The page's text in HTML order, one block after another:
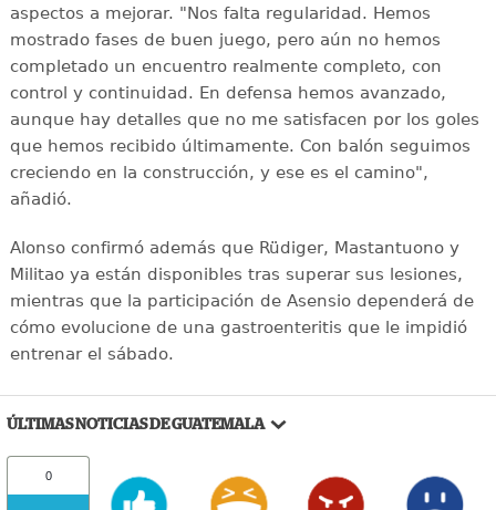
aspectos a mejorar. "Nos falta regularidad. Hemos
mostrado fases de buen juego, pero aún no hemos
completado un encuentro realmente completo, con
control y continuidad. En defensa hemos avanzado,
aunque hay detalles que no me satisfacen por los goles
que hemos recibido últimamente. Con balón seguimos
creciendo en la construcción, y ese es el camino",
añadió.
Alonso confirmó además que Rüdiger, Mastantuono y
Militao ya están disponibles tras superar sus lesiones,
mientras que la participación de Asensio dependerá de
cómo evolucione de una gastroenteritis que le impidió
entrenar el sábado.
ÚLTIMAS NOTICIAS DE GUATEMALA
0